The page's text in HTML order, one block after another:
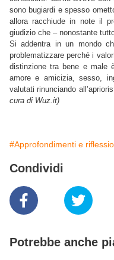
sono bugiardi e spesso
allora racchiude in note il
giudizio che – nonostante
Si addentra in un mondo
problematizzare perché i
distinzione tra bene e male
amore e amicizia, sesso,
valutati rinunciando
cura di Wuz.it)
#Approfondimenti e
Condividi
Potrebbe anche